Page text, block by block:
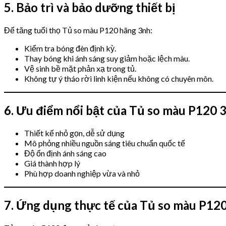
5. Bảo trì và bảo dưỡng thiết bị
Để tăng tuổi thọ Tủ so màu P120 hãng 3nh:
Kiểm tra bóng đèn định kỳ.
Thay bóng khi ánh sáng suy giảm hoặc lệch màu.
Vệ sinh bề mặt phản xạ trong tủ.
Không tự ý tháo rời linh kiện nếu không có chuyên môn.
6. Ưu điểm nổi bật của Tủ so màu P120
Thiết kế nhỏ gọn, dễ sử dụng
Mô phỏng nhiều nguồn sáng tiêu chuẩn quốc tế
Độ ổn định ánh sáng cao
Giá thành hợp lý
Phù hợp doanh nghiệp vừa và nhỏ
7. Ứng dụng thực tế của Tủ so màu